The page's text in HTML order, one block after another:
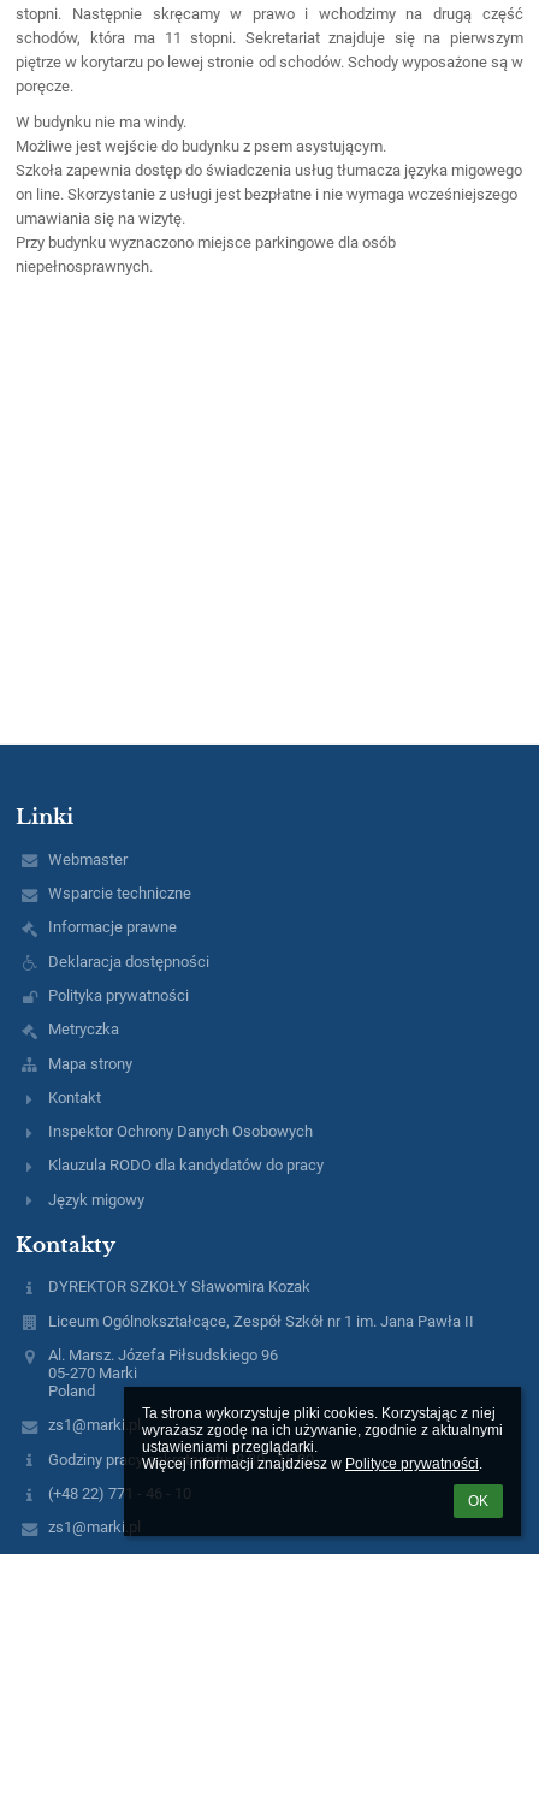
Ta strona wykorzystuje pliki cookies. Korzystając z niej
wyrażasz zgodę na ich używanie, zgodnie z aktualnymi
ustawieniami przeglądarki.
Więcej informacji znajdziesz w Polityce prywatności.
OK
stopni. Następnie skręcamy w prawo i wchodzimy na drugą część
schodów, która ma 11 stopni. Sekretariat znajduje się na pierwszym
piętrze w korytarzu po lewej stronie od schodów. Schody wyposażone są w
poręcze.
W budynku nie ma windy.
Możliwe jest wejście do budynku z psem asystującym.
Szkoła zapewnia dostęp do świadczenia usług tłumacza języka migowego
on line. Skorzystanie z usługi jest bezpłatne i nie wymaga wcześniejszego
umawiania się na wizytę.
Przy budynku wyznaczono miejsce parkingowe dla osób
niepełnosprawnych.
Linki
Webmaster
Wsparcie techniczne
Informacje prawne
Deklaracja dostępności
Polityka prywatności
Metryczka
Mapa strony
Kontakt
Inspektor Ochrony Danych Osobowych
Klauzula RODO dla kandydatów do pracy
Język migowy
Kontakty
DYREKTOR SZKOŁY Sławomira Kozak
Liceum Ogólnokształcące, Zespół Szkół nr 1 im. Jana Pawła II
Al. Marsz. Józefa Piłsudskiego 96
05-270 Marki
Poland
zs1@marki.pl
Godziny pracy sekretariatu: 8.30 - 15.00
(+48 22) 771 - 46 - 10
zs1@marki.pl